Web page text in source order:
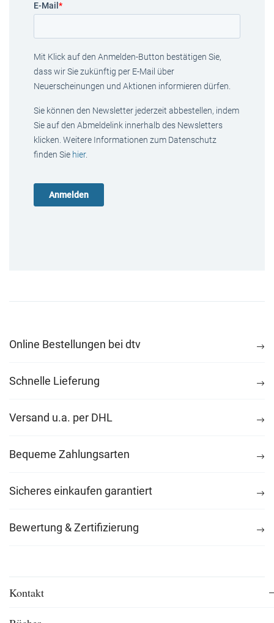
E-Mail *
Mit Klick auf den Anmelden-Button bestätigen Sie,
dass wir Sie zukünftig per E-Mail über
Neuerscheinungen und Aktionen informieren dürfen.
Sie können den Newsletter jederzeit abbestellen, indem
Sie auf den Abmeldelink innerhalb des Newsletters
klicken. Weitere Informationen zum Datenschutz
finden Sie hier.
Online Bestellungen bei dtv
Schnelle Lieferung
Versand u.a. per DHL
Bequeme Zahlungsarten
Sicheres einkaufen garantiert
Bewertung & Zertifizierung
Kontakt